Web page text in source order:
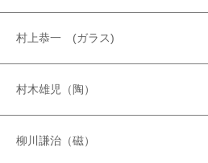
村上恭一 (ガラス)
村木雄児（陶）
柳川謙治（磁）